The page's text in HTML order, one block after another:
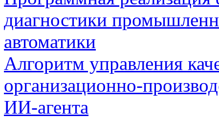
диагностики
автоматики
Алгоритм управления
организационно-
ИИ-агента